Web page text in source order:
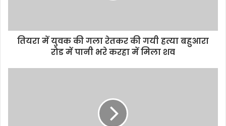
d
तियरा में युवक की गला रेतकर की गयी हत्या बहुआरा
रोड में पानी भरे करहा में मिला शव